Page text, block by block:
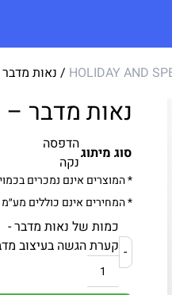
HOLIDAY AND / נאות
נאות מדבר
סוג מיתוגהדפסה
נקה
* המוצרים אינם נמכרים
* המחירים אינם כוללים מע״מ
-
כמות של נאות מדבר -
קערת הגשה בעיצוב